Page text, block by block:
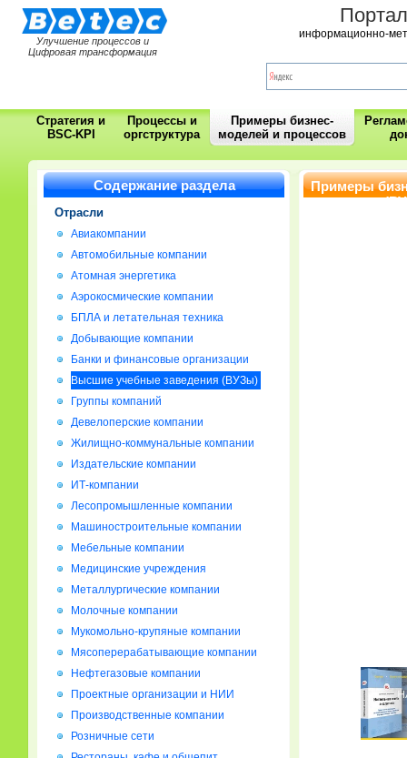
Улучшение процессов и
Цифровая трансформация
информационно-
Стратегия и
BSC-KPI
Процессы и
оргструктура
Примеры бизнес-
моделей и процессов
Содержание раздела
Отрасли
Авиакомпании
Автомобильные компании
Атомная энергетика
Аэрокосмические компании
БПЛА и летательная техника
Добывающие компании
Банки и финансовые организации
Высшие учебные заведения (ВУЗы)
Группы компаний
Девелоперские компании
Жилищно-коммунальные компании
Издательские компании
ИТ-компании
Лесопромышленные компании
Машиностроительные компании
Мебельные компании
Медицинские учреждения
Металлургические компании
Молочные компании
Мукомольно-крупяные компании
Мясоперерабатывающие компании
Нефтегазовые компании
Проектные организации и НИИ
Производственные компании
Розничные сети
Примеры
заведения